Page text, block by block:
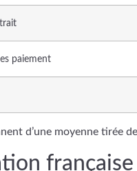
paiement
d’une moyenne tirée